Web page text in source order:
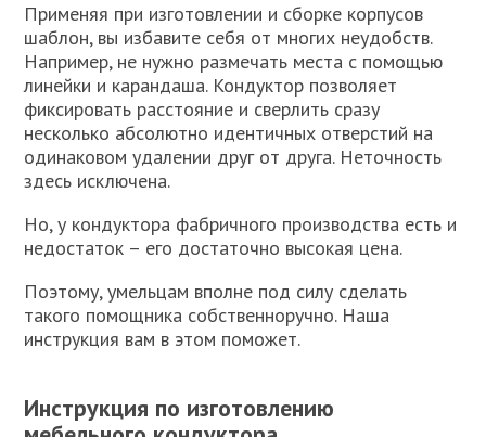
Применяя при изготовлении и сборке корпусов
шаблон, вы избавите себя от многих неудобств.
Например, не нужно размечать места с помощью
линейки и карандаша. Кондуктор позволяет
фиксировать расстояние и сверлить сразу
несколько абсолютно идентичных отверстий на
одинаковом удалении друг от друга. Неточность
здесь исключена.
Но, у кондуктора фабричного производства есть и
недостаток – его достаточно высокая цена.
Поэтому, умельцам вполне под силу сделать
такого помощника собственноручно. Наша
инструкция вам в этом поможет.
Инструкция по изготовлению